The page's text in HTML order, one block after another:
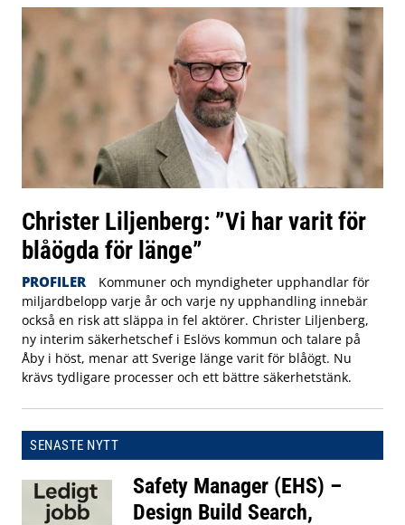
Christer Liljenberg: ”Vi har varit för
blåögda för länge”
PROFILER
Kommuner och myndigheter upphandlar för
miljardbelopp varje år och varje ny upphandling innebär
också en risk att släppa in fel aktörer. Christer Liljenberg,
ny interim säkerhetschef i Eslövs kommun och talare på
Åby i höst, menar att Sverige länge varit för blåögt. Nu
krävs tydligare processer och ett bättre säkerhetstänk.
SENASTE NYTT
Safety Manager (EHS) –
Design Build Search,